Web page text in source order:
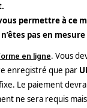
permettre à ce
pas en
en ligne. Vous
enregistré que par
Le paiement
ne sera requis